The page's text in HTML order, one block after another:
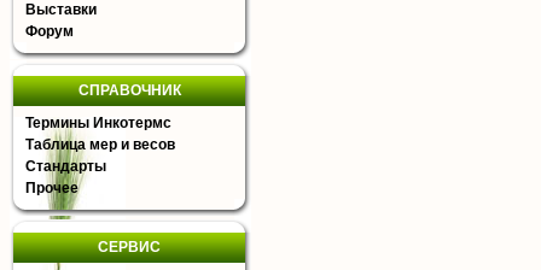
Выставки
Форум
СПРАВОЧНИК
Термины Инкотермс
Таблица мер и весов
Стандарты
Прочее
СЕРВИС